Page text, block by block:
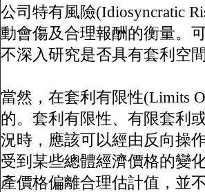
公司特有風險(Idiosyncratic
動會傷及合理報酬的衡量。
不深入研究是否具有套利空
當然，在套利有限性(Limits
的。套利有限性、有限套利
況時，應該可以經由反向操
受到某些總體經濟價格的變
產價格偏離合理估計值，並